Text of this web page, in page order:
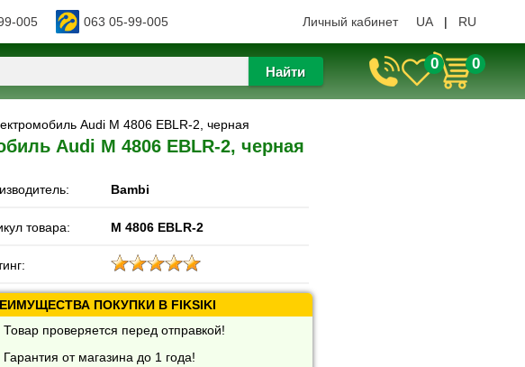
005 063 05-99-005 Личный кабинет UA | RU
Найти 0 0
Audi M 4806 EBLR-2, черная
Audi M 4806 EBLR-2, черная
Bambi
товара: M 4806 EBLR-2
ПОКУПКИ В FIKSIKI
Товар проверяется перед отправкой!
Гарантия от магазина до 1 года!